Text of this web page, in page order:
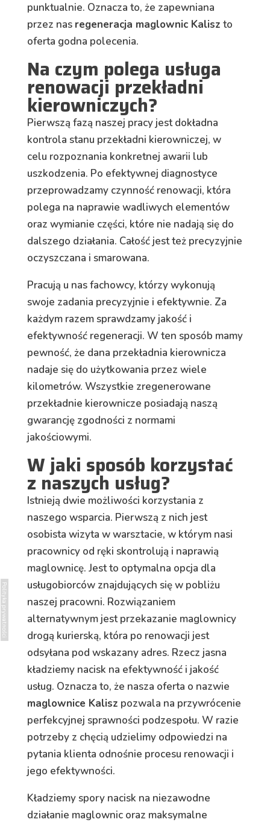
punktualnie. Oznacza to, że zapewniana
przez nas regeneracja maglownic Kalisz to
oferta godna polecenia.
Na czym polega usługa
renowacji przekładni
kierowniczych?
Pierwszą fazą naszej pracy jest dokładna
kontrola stanu przekładni kierowniczej, w
celu rozpoznania konkretnej awarii lub
uszkodzenia. Po efektywnej diagnostyce
przeprowadzamy czynność renowacji, która
polega na naprawie wadliwych elementów
oraz wymianie części, które nie nadają się do
dalszego działania. Całość jest też precyzyjnie
oczyszczana i smarowana.
Pracują u nas fachowcy, którzy wykonują
swoje zadania precyzyjnie i efektywnie. Za
każdym razem sprawdzamy jakość i
efektywność regeneracji. W ten sposób mamy
pewność, że dana przekładnia kierownicza
nadaje się do użytkowania przez wiele
kilometrów. Wszystkie zregenerowane
przekładnie kierownicze posiadają naszą
gwarancję zgodności z normami
jakościowymi.
W jaki sposób korzystać
z naszych usług?
Istnieją dwie możliwości korzystania z
naszego wsparcia. Pierwszą z nich jest
osobista wizyta w warsztacie, w którym nasi
pracownicy od ręki skontrolują i naprawią
maglownicę. Jest to optymalna opcja dla
usługobiorców znajdujących się w pobliżu
naszej pracowni. Rozwiązaniem
alternatywnym jest przekazanie maglownicy
drogą kurierską, która po renowacji jest
odsyłana pod wskazany adres. Rzecz jasna
kładziemy nacisk na efektywność i jakość
usług. Oznacza to, że nasza oferta o nazwie
maglownice Kalisz pozwala na przywrócenie
perfekcyjnej sprawności podzespołu. W razie
potrzeby z chęcią udzielimy odpowiedzi na
pytania klienta odnośnie procesu renowacji i
jego efektywności.
Kładziemy spory nacisk na niezawodne
działanie maglownic oraz maksymalne
Polityka prywatności